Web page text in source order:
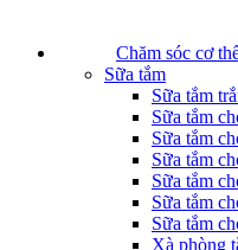
Chăm sóc cơ
Sữa tắm
Sữa tắm
Sữa tắm
Sữa tắm
Sữa tắm
Sữa tắm
Sữa tắm
Sữa tắm
Xà phòng